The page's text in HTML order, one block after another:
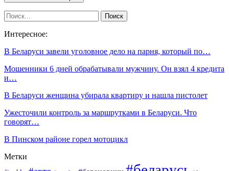
Интересное:
В Беларуси завели уголовное дело на парня, который по…
Мошенники 6 дней обрабатывали мужчину. Он взял 4 кредита
и…
В Беларуси женщина убирала квартиру и нашла пистолет
Ужесточили контроль за маршрутками в Беларуси. Что
говорят…
В Пинском районе горел мотоцикл
Метки